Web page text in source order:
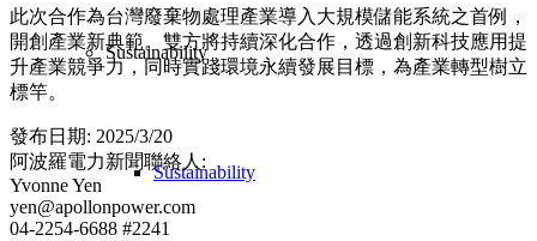
Sustainability
Sustainability
此次合作為台灣廢棄物處理產業導入大規模儲能系統之首例，
開創產業新典範。雙方將持續深化合作，透過創新科技應用提
升產業競爭力，同時實踐環境永續發展目標，為產業轉型樹立
標竿。
發布日期: 2025/3/20
阿波羅電力新聞聯絡人:
Yvonne Yen
yen@apollonpower.com
04-2254-6688 #2241